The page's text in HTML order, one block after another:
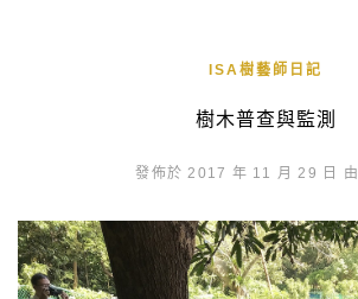
ISA樹藝師日記
樹木普查與監測
發佈於 2017 年 11 月 29 日 由